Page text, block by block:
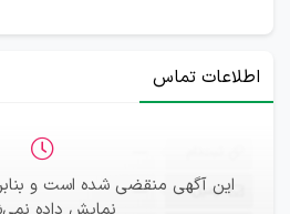
اطلاعات تماس
این آگهی منقضی شده است و
ایمیل —